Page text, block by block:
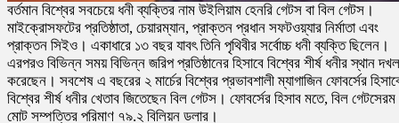
বর্তমান বিশ্বের সবচেয়ে ধনী ব্যক্তির নাম উইলিয়াম হেনরি গেটস বা বিল গেটস।
মাইক্রোসফটের প্রতিষ্ঠাতা, চেয়ারম্যান, প্রাক্তন প্রধান সফটওয়্যার নির্মাতা এবং
প্রাক্তন সিইও। একাধারে ১৩ বছর যাবৎ তিনি পৃথিবীর সর্বোচ্চ ধনী ব্যক্তি ছিলেন।
এরপরও বিভিন্ন সময় বিভিন্ন জরিপ প্রতিষ্ঠানের হিসাবে বিশ্বের শীর্ষ ধনীর স্থান দখল
করেছেন। সবশেষ এ বছরের ২ মার্চের বিশ্বের প্রভাবশালী ম্যাগাজিন ফোবর্সের
বিশ্বের শীর্ষ ধনীর খেতাব জিতেছেন বিল গেটস। ফোবর্সের হিসাব মতে, বিল গেটসেরম
মোট সম্পত্তির পরিমাণ ৭৯.২ বিলিয়ন ডলার।